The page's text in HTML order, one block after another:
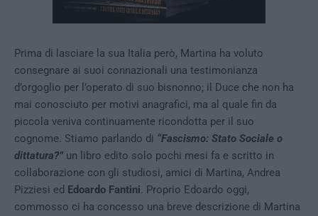
Prima di lasciare la sua Italia però, Martina ha voluto
consegnare ai suoi connazionali una testimonianza
d’orgoglio per l’operato di suo bisnonno; il Duce che non ha
mai conosciuto per motivi anagrafici, ma al quale fin da
piccola veniva continuamente ricondotta per il suo
cognome. Stiamo parlando di “Fascismo: Stato Sociale o
dittatura?” un libro edito solo pochi mesi fa e scritto in
collaborazione con gli studiosi, amici di Martina, Andrea
Pizziesi ed Edoardo Fantini. Proprio Edoardo oggi,
commosso ci ha concesso una breve descrizione di Martina